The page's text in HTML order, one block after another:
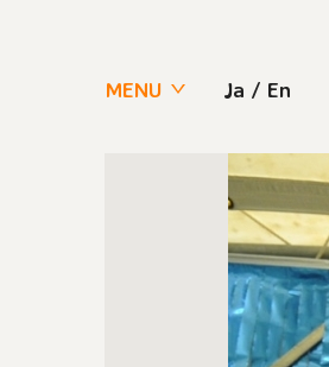
MENU Ja / En